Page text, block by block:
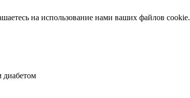
на использование нами ваших файлов cookie.
диабетом